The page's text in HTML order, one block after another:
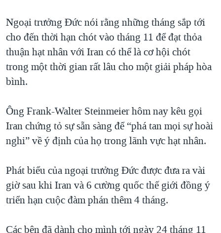
GIÁO DỤC
CÁC GIÁ TRỊ CỘNG HÒA Ở VIỆT NAM
THƯỢNG ĐỈNH TRUMP-KIM TẠI VIỆT NAM
TRỊNH VĨNH BÌNH VS. CHÍNH PHỦ VIỆT NAM
NGƯ DÂN VIỆT VÀ LÀN SÓNG TRỘM HẢI SÂM
Ngoại trưởng Đức nói rằng những tháng sắp tới
cho đến thời hạn chót vào tháng 11 để đạt thỏa
thuận hạt nhân với Iran có thể là cơ hội chót
trong một thời gian rất lâu cho một giải pháp hòa
bình.
Ông Frank-Walter Steinmeier hôm nay kêu gọi
Iran chứng tỏ sự sẵn sàng để “phá tan mọi sự hoài
nghi” về ý định của họ trong lãnh vực hạt nhân.
Phát biểu của ngoại trưởng Đức được đưa ra vài
giờ sau khi Iran và 6 cường quốc thế giới đồng ý
triển hạn cuộc đàm phán thêm 4 tháng.
Các bên đã dành cho mình tới ngày 24 tháng 11